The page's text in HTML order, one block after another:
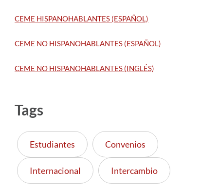
CEME HISPANOHABLANTES (ESPAÑOL)
CEME NO HISPANOHABLANTES (ESPAÑOL)
CEME NO HISPANOHABLANTES (INGLÉS)
Tags
Estudiantes Convenios
Internacional Intercambio